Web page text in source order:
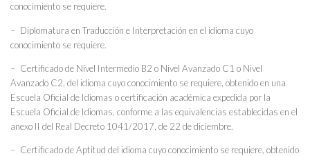
conocimiento se requiere.
– Diplomatura en Traducción e Interpretación en el idioma cuyo
conocimiento se requiere.
– Certificado de Nivel Intermedio B2 o Nivel Avanzado C1 o Nivel
Avanzado C2, del idioma cuyo conocimiento se requiere, obtenido en una
Escuela Oficial de Idiomas o certificación académica expedida por la
Escuela Oficial de Idiomas, conforme a las equivalencias establecidas en el
anexo II del Real Decreto 1041/2017, de 22 de diciembre.
– Certificado de Aptitud del idioma cuyo conocimiento se requiere, obtenido